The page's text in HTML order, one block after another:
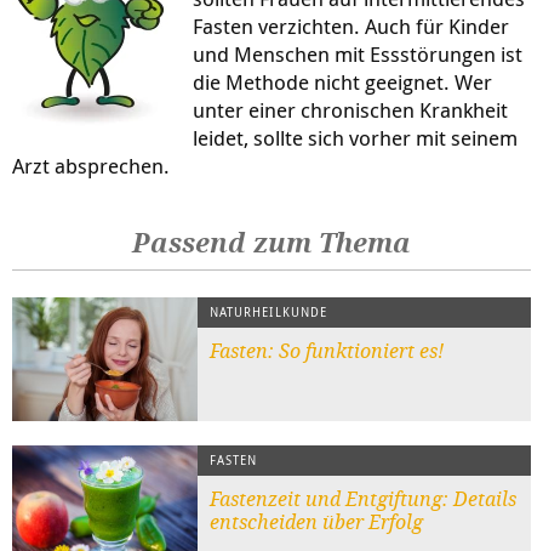
Fasten verzichten. Auch für Kinder
und Menschen mit Essstörungen ist
die Methode nicht geeignet. Wer
unter einer chronischen Krankheit
leidet, sollte sich vorher mit seinem
Arzt absprechen.
Passend zum Thema
NATURHEILKUNDE
Fasten: So funktioniert es!
FASTEN
Fastenzeit und Entgiftung: Details
entscheiden über Erfolg